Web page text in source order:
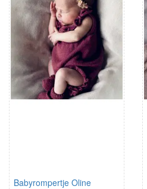
Babyrompertje Oline